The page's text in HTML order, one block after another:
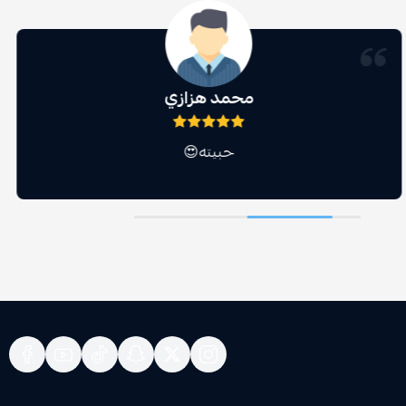
محمد هزازي
حبيته😍